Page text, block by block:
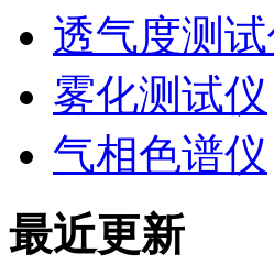
透气度测
雾化测试仪
气相色谱仪
最近更新